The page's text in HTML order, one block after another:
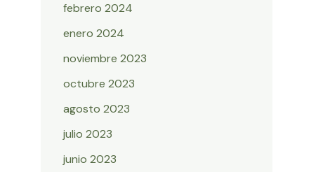
febrero 2024
enero 2024
noviembre 2023
octubre 2023
agosto 2023
julio 2023
junio 2023